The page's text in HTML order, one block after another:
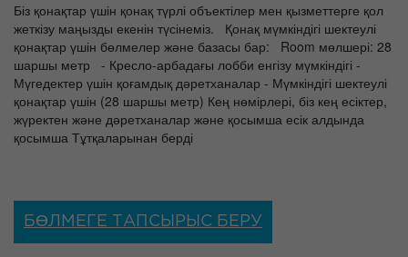
Біз қонақтар үшін қонақ түрлі объектілер мен қызметтерге қол
жеткізу маңызды екенін түсінеміз. Қонақ мүмкіндігі шектеулі
қонақтар үшін бөлмелер және базасы бар: Room мөлшері: 28
шаршы метр - Кресло-арбадағы лобби енгізу мүмкіндігі -
Мүгедектер үшін қоғамдық дәретханалар - Мүмкіндігі шектеулі
қонақтар үшін (28 шаршы метр) Кең нөмірлері, біз кең есіктер,
жүректен және дәретханалар және қосымша есік алдында
қосымша Тұтқаларынан берді
БӨЛМЕГЕ ТАПСЫРЫС БЕРУ